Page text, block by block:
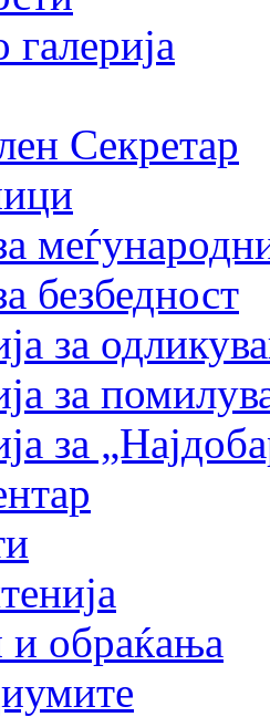
Секретар
безбедност
за
за
за
и обраќања